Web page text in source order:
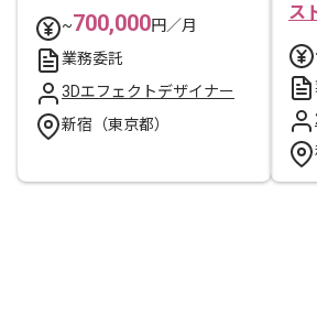
~700,000円／月
業務委託
3Dエフェクトデザイナー
新宿（東京都）
ス